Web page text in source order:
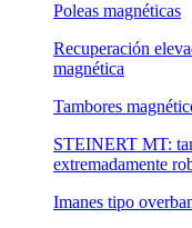
Poleas magnéticas
Recuperación
magnética
Tambores
STEINERT MT:
extremadamente
Imanes tipo